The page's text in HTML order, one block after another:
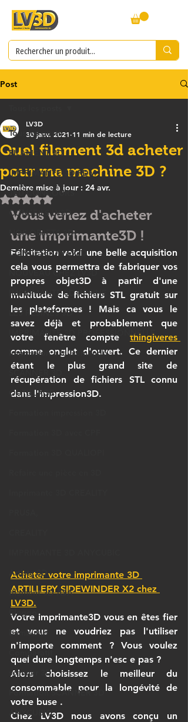
Post
Tous les posts
FILAMENT 3D
IMPRIMANTE 3D FDM
JEU CONCOURS
CONSEILS LV3D
NOS OBJETS 3D
CONCESSION LV3D
NOUVEAU CHEZ LV3D
IMPRIMANTE 3D RESINE
LES RESINES 3D
IMPRIMANTE 3D PROFESSIONNELLE
Impression à la Demande
OUTILLAGE
Artiste 3D
filament 3D ASA
Elegoo
bambulab
Comparatif
scanner 3D
Formation SCANNER 3D
ANYCUBIC
Quel filament 3d acheter
pour ma machine 3D ?
LV3D
30 janv. 2021 11 min de lecture
Dernière mise à jour : 24 avr.
Noté NaN étoiles sur 5.
Vous venez d'acheter
une imprimante3D !
Félicitation voici une belle acquisition
cela vous permettra de fabriquer vos
propres objet3D à partir d'une
multitude de fichiers STL gratuit sur
les plateformes ! Mais ca vous le
savez déjà et probablement que
votre fenêtre compte
comme onglet d'ouvert. Ce dernier
étant le plus grand site de
récupération de fichiers STL connu
dans l'impression3D.
Acheter votre imprimante 3D
ARTILLERY SIDEWINDER X2 chez
LV3D.
Votre imprimante3D vous en êtes fier
et vous ne voudriez pas l'utiliser
n'importe comment ? Vous voulez
quel dure longtemps n'esc e pas ?
Alors choisissez le meilleur du
consommable pour la longévité de
votre buse .
Chez LV3D nous avons conçu un